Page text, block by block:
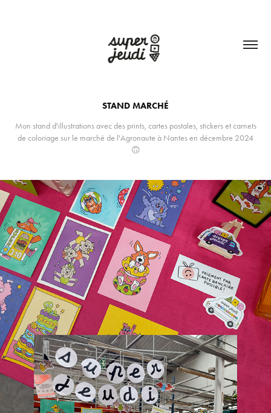
STAND MARCHÉ
Mon stand d'illustrations avec des prints, cartes postales, stickers et carnets
de coloriage sur le marché de l'Agronaute à Nantes en décembre 2024
🙃